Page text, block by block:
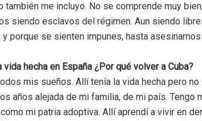
también me incluyo. No se comprende muy
siendo esclavos del régimen. Aun siendo
y porque se sienten impunes, hasta
hecha en España ¿Por qué volver a Cuba?
mis sueños. Allí tenía la vida hecha pero
años alejada de mi familia, de mi país. Tengo
mi patria adoptiva. Allí aprendí a vivir en